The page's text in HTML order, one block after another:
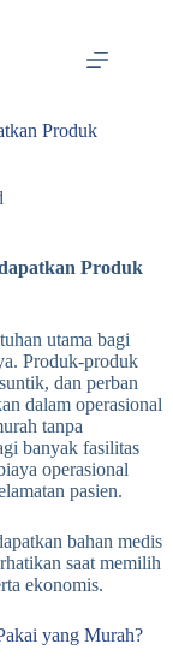
Produk
Produk
utama bagi
Produk-produk
dan perban
dalam operasional
tanpa
banyak fasilitas
operasional
pasien.
bahan medis
saat memilih
ekonomis.
yang Murah?